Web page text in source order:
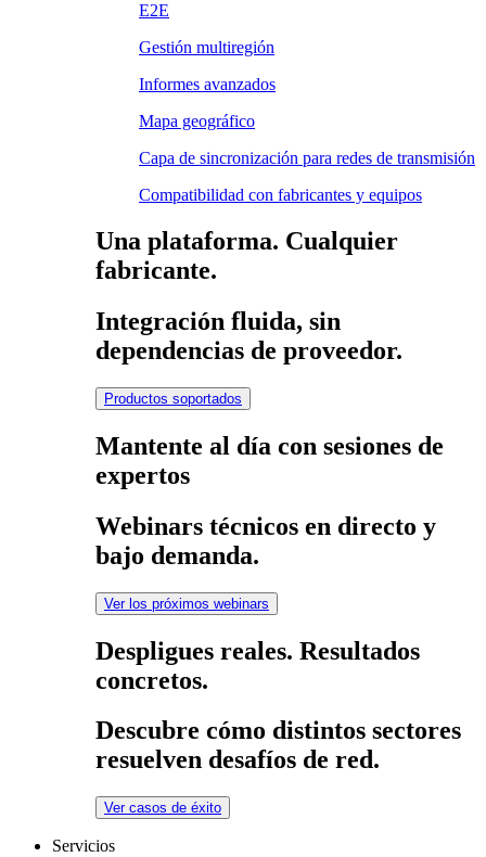
E2E
Gestión multiregión
Informes avanzados
Mapa geográfico
Capa de sincronización para redes de transmisión
Compatibilidad con fabricantes y equipos
Una plataforma. Cualquier
fabricante.
Integración fluida, sin
dependencias de proveedor.
Productos soportados
Mantente al día con sesiones de
expertos
Webinars técnicos en directo y
bajo demanda.
Ver los próximos webinars
Despligues reales. Resultados
concretos.
Descubre cómo distintos sectores
resuelven desafíos de red.
Ver casos de éxito
Servicios